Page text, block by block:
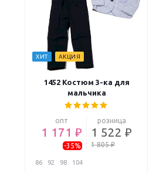
ХИТ АКЦИЯ
1452 Костюм 3-ка для
мальчика
опт
1 171 ₽
-35%
розница
1 522 ₽
1 805 ₽
86 92 98 104